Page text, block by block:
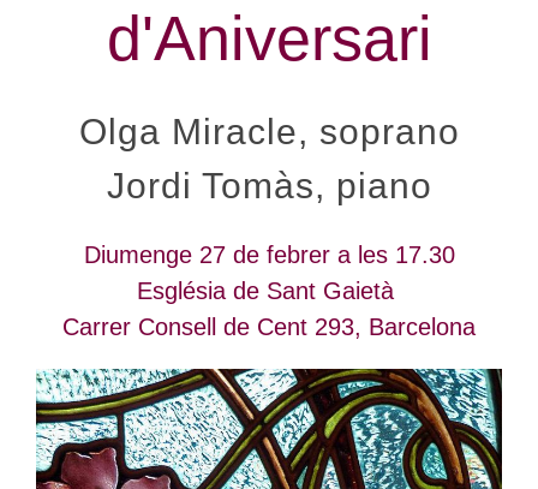
d'Aniversari
Olga Miracle, soprano
Jordi Tomàs, piano
Diumenge 27 de febrer a les 17.30
Església de Sant Gaietà
Carrer Consell de Cent 293, Barcelona